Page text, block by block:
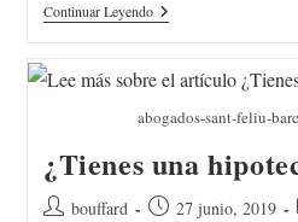
Continuar Leyendo
abogados-sant-feliu-
¿Tienes una
bouffard 27 junio, 2019